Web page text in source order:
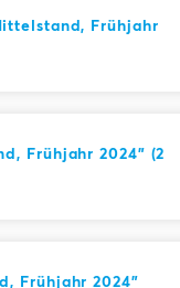
Frühjahr
Frühjahr 2024" (2
Frühjahr 2024"